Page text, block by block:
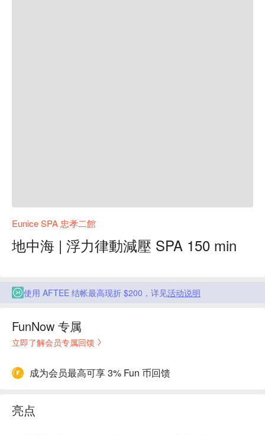
Eunice SPA 忠孝二館
地中海 | 浮力律動減壓 SPA 150 min
使用 AFTEE 结帐最高现折 $200，详见活动说明
FunNow 专属
立即了解会员专属回馈
成为会员最高可享 3% Fun 币回馈
亮点